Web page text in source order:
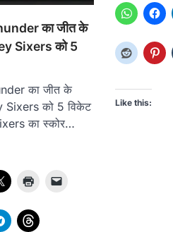
का जीत के
Sixers को 5
का जीत के
को 5 विकेट
का स्कोर…
Like this: